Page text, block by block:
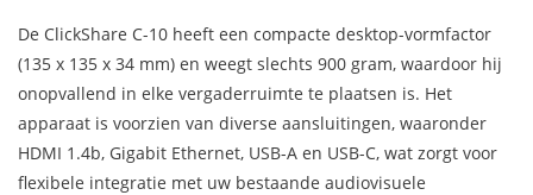
De ClickShare C-10 heeft een compacte desktop-vormfactor
(135 x 135 x 34 mm) en weegt slechts 900 gram, waardoor hij
onopvallend in elke vergaderruimte te plaatsen is. Het
apparaat is voorzien van diverse aansluitingen, waaronder
HDMI 1.4b, Gigabit Ethernet, USB-A en USB-C, wat zorgt voor
flexibele integratie met uw bestaande audiovisuele